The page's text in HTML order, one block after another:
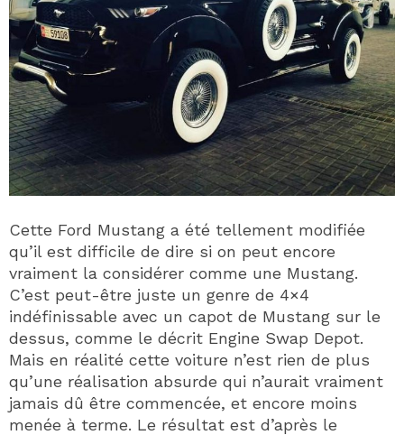
Cette Ford Mustang a été tellement modifiée
qu’il est difficile de dire si on peut encore
vraiment la considérer comme une Mustang.
C’est peut-être juste un genre de 4×4
indéfinissable avec un capot de Mustang sur le
dessus, comme le décrit Engine Swap Depot.
Mais en réalité cette voiture n’est rien de plus
qu’une réalisation absurde qui n’aurait vraiment
jamais dû être commencée, et encore moins
menée à terme. Le résultat est d’après le